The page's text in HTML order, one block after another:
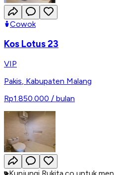
Cowok
Kos Lotus 23
VIP
Pakis Kabupaten Malang
Rp1.850.000 / bulan
Kunjungi Rukita.co untuk